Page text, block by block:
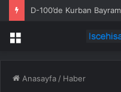
D-100’de Kurban
Menü
Anasayfa / Haber